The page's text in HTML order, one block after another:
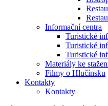
Informační centra
Turistické
Turistické
Turistické
Materiály ke
Filmy o Hlučínsku
Kontakty
Kontakty